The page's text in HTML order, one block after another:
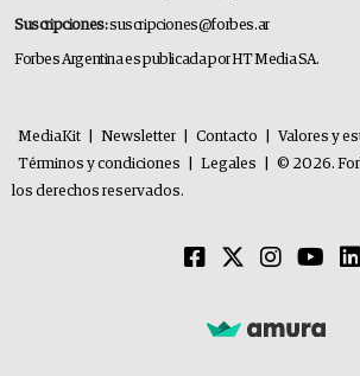
Suscripciones:suscripciones@forbes.ar
Forbes Argentina es publicada por HT Media SA.
MediaKit Newsletter Contacto Valores y
Términos y condiciones
Legales
© 2026.
los derechos reservados.